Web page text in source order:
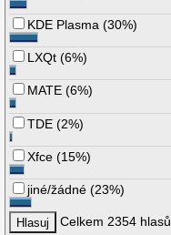
KDE Plasma (30%)
LXQt (6%)
MATE (6%)
TDE (2%)
Xfce (15%)
jiné/žádné (23%)
Celkem 2354 hlasů